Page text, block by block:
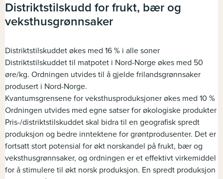
Distriktstilskudd for frukt, bær og
veksthusgrønnsaker
Distriktstilskuddet økes med 16 % i alle soner
Distriktstilskuddet til matpotet i Nord-Norge økes med 50
øre/kg. Ordningen utvides til å gjelde frilandsgrønnsaker
produsert i Nord-Norge.
Kvantumsgrensene for veksthusproduksjoner økes med 10 %
Ordningen utvides med egne satser for økologiske produkter
Pris-/distriktstilskuddet skal bidra til en geografisk spredt
produksjon og bedre inntektene for grøntprodusenter. Det er
fortsatt stort potensial for økt norskandel på frukt, bær og
veksthusgrønnsaker, og ordningen er et effektivt virkemiddel
for å stimulere til økt norsk produksjon. En spredt produksjon